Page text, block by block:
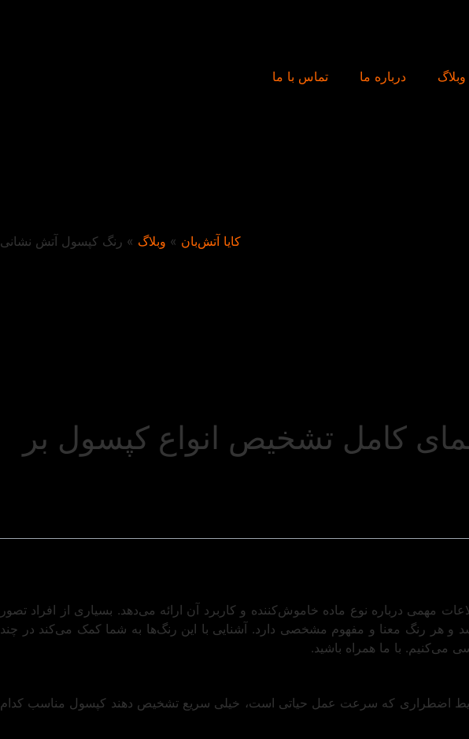
وبلاگ درباره ما تماس با ما
کایا آتش‌بان » وبلاگ » رنگ کپسول آتش نشانی
کامل تشخیص انواع کپسول بر
مهمی درباره نوع ماده خاموش‌کننده و کاربرد آن ارائه می‌دهد. بسیاری از افراد تصور
و هر رنگ معنا و مفهوم مشخصی دارد. آشنایی با این رنگ‌ها به شما کمک می‌کند در چند
می‌کنیم. با ما همراه باشید.
اضطراری که سرعت عمل حیاتی است، خیلی سریع تشخیص دهند کپسول مناسب کدام